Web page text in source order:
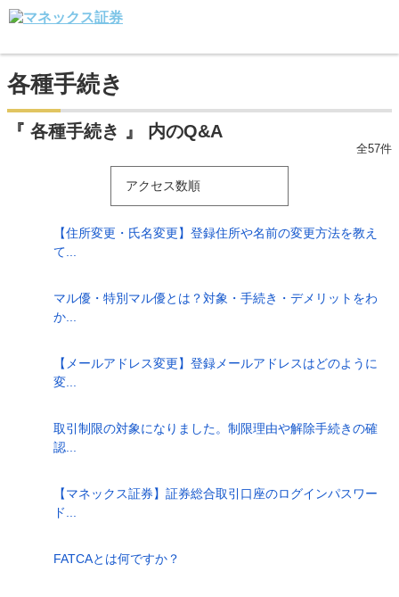
各種手続き
『 各種手続き 』 内のQ&A
全57件
アクセス数順
【住所変更・氏名変更】登録住所や名前の変更方法を教え
て...
マル優・特別マル優とは？対象・手続き・デメリットをわ
か...
【メールアドレス変更】登録メールアドレスはどのように
変...
取引制限の対象になりました。制限理由や解除手続きの確
認...
【マネックス証券】証券総合取引口座のログインパスワー
ド...
FATCAとは何ですか？